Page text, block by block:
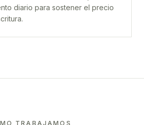
diario para sostener el precio
TRABAJAMOS